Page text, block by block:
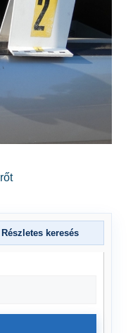
Részletes keresés